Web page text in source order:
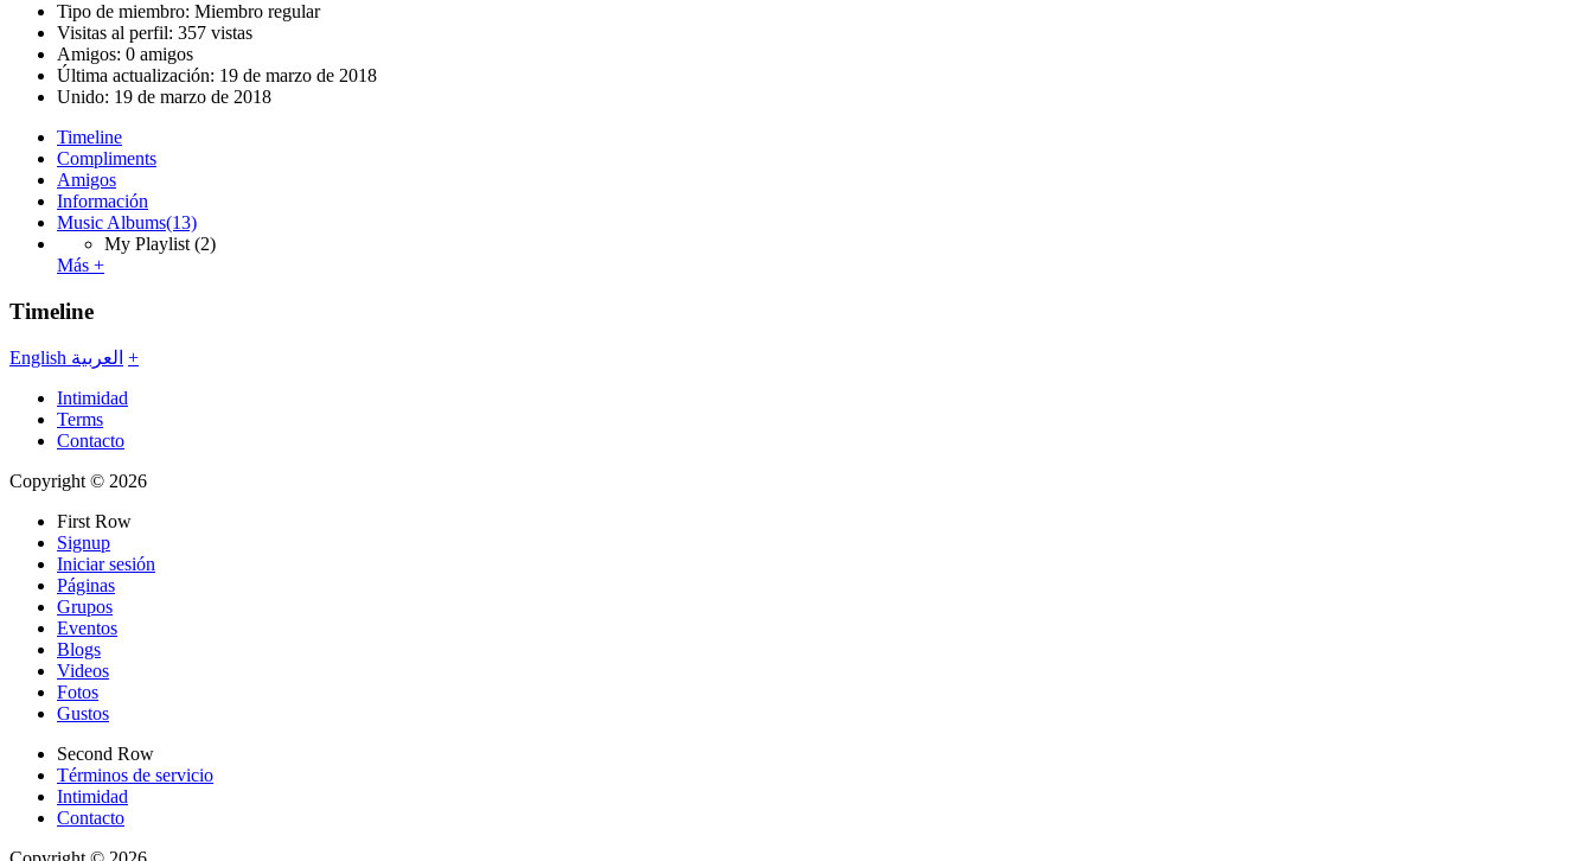
Tipo de miembro: Miembro regular
Visitas al perfil: 357 vistas
Amigos: 0 amigos
Última actualización: 19 de marzo de 2018
Unido: 19 de marzo de 2018
Timeline
Compliments
Amigos
Información
Music Albums(13)
My Playlist (2)
Más +
Timeline
English العربية +
Intimidad
Terms
Contacto
Copyright © 2026
First Row
Signup
Iniciar sesión
Páginas
Grupos
Eventos
Blogs
Videos
Fotos
Gustos
Second Row
Términos de servicio
Intimidad
Contacto